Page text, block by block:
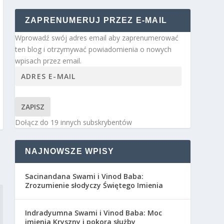
ZAPRENUMERUJ PRZEZ E-MAIL
Wprowadź swój adres email aby zaprenumerować
ten blog i otrzymywać powiadomienia o nowych
wpisach przez email.
ZAPISZ
Dołącz do 19 innych subskrybentów
NAJNOWSZE WPISY
Sacinandana Swami i Vinod Baba:
Zrozumienie słodyczy Świętego Imienia
Indradyumna Swami i Vinod Baba: Moc
imienia Kryszny i pokora służby